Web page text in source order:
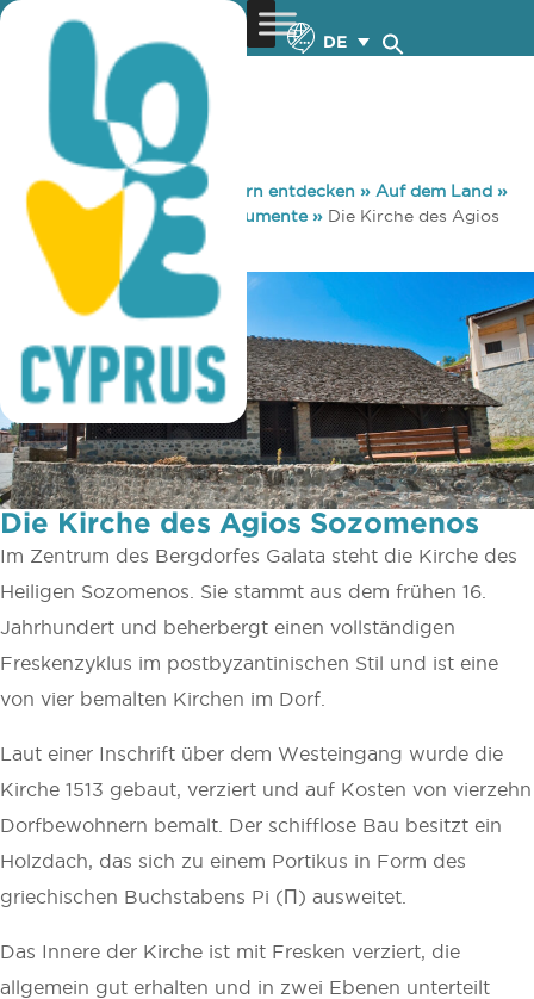
DE
You are here: Home »Zypern entdecken » Auf dem Land »
Sehenswürdigkeiten & Monumente» Die Kirche des Agios
Sozomenos
Die Kirche des Agios Sozomenos
Im Zentrum des Bergdorfes Galata steht die Kirche des
Heiligen Sozomenos. Sie stammt aus dem frühen 16.
Jahrhundert und beherbergt einen vollständigen
Freskenzyklus im postbyzantinischen Stil und ist eine
von vier bemalten Kirchen im Dorf.
Laut einer Inschrift über dem Westeingang wurde die
Kirche 1513 gebaut, verziert und auf Kosten von vierzehn
Dorfbewohnern bemalt. Der schifflose Bau besitzt ein
Holzdach, das sich zu einem Portikus in Form des
griechischen Buchstabens Pi (Π) ausweitet.
Das Innere der Kirche ist mit Fresken verziert, die
allgemein gut erhalten und in zwei Ebenen unterteilt